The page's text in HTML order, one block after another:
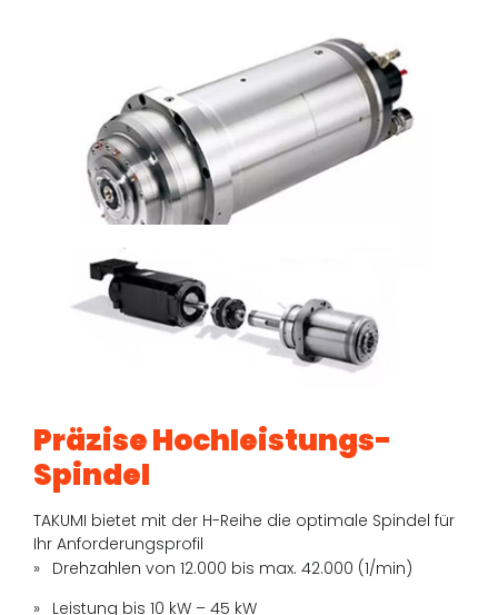
Präzise Hochleistungs-
Spindel
TAKUMI bietet mit der H-Reihe die optimale Spindel für
Ihr Anforderungsprofil
Drehzahlen von 12.000 bis max. 42.000 (1/min)
Leistung bis 10 kW – 45 kW